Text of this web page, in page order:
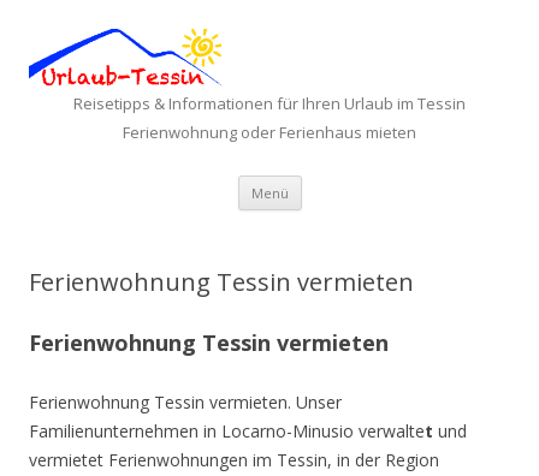
Reisetipps & Informationen für Ihren Urlaub im Tessin
Ferienwohnung oder Ferienhaus mieten
Menü Zum Inhalt springen
Ferienwohnung Tessin vermieten
Ferienwohnung Tessin vermieten
Ferienwohnung Tessin vermieten. Unser
Familienunternehmen in Locarno-Minusio verwaltet und
vermietet Ferienwohnungen im Tessin, in der Region